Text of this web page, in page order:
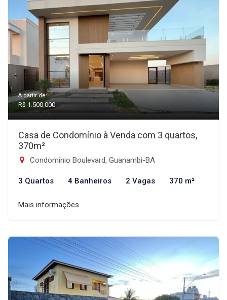
A partir de:
R$ 1.500.000
Casa de Condomínio à Venda com 3 quartos,
370m²
Condomínio Boulevard, Guanambi-BA
3 Quartos 4 Banheiros 2 Vagas 370 m²
Mais informações